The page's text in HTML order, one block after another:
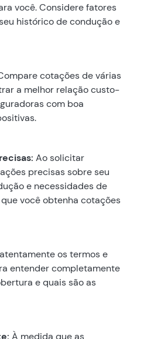
você. Considere fatores
histórico de condução e
cotações de várias
a melhor relação custo-
com boa
Ao solicitar
precisas sobre seu
e necessidades de
você obtenha cotações
os termos e
entender completamente
e quais são as
À medida que as